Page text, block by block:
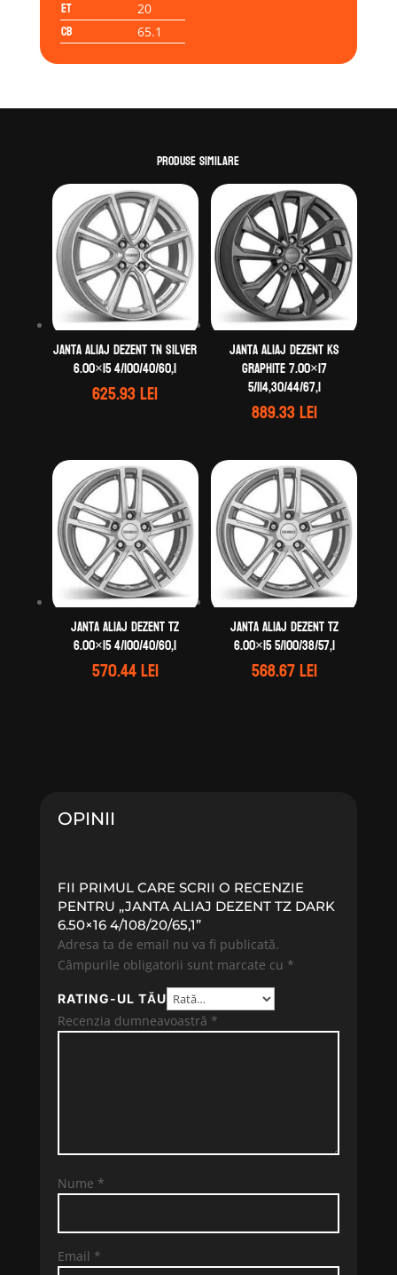
ET 20
CB 65.1
Produse similare
Janta aliaj DEZENT TN silver
6.00×15 4/100/40/60,1
625.93lei
Janta aliaj DEZENT KS
graphite 7.00×17
5/114,30/44/67,1
889.33lei
Janta aliaj DEZENT TZ
6.00×15 4/100/40/60,1
570.44lei
Janta aliaj DEZENT TZ
6.00×15 5/100/38/57,1
568.67lei
OPINII
FII PRIMUL CARE SCRII O RECENZIE
PENTRU „JANTA ALIAJ DEZENT TZ DARK
6.50×16 4/108/20/65,1”
Adresa ta de email nu va fi publicată.
Câmpurile obligatorii sunt marcate cu *
RATING-UL TĂU
Recenzia dumneavoastră *
Nume *
Email *